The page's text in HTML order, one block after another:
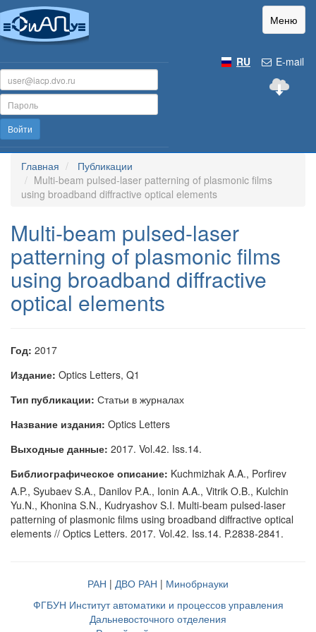
Меню
E-mail
RU
Войти
Главная
Публикации
Multi-beam pulsed-laser patterning of plasmonic films
using broadband diffractive optical elements
Multi-beam pulsed-laser
patterning of plasmonic films
using broadband diffractive
optical elements
Год: 2017
Издание: Optics Letters, Q1
Тип публикации: Статьи в журналах
Название издания: Optics Letters
Выходные данные: 2017. Vol.42. Iss.14.
Библиографическое описание: Kuchmizhak A.A., Porfirev
A.P., Syubaev S.A., Danilov P.A., Ionin A.A., Vitrik O.B., Kulchin
Yu.N., Khonina S.N., Kudryashov S.I. Multi-beam pulsed-laser
patterning of plasmonic films using broadband diffractive optical
elements // Optics Letters. 2017. Vol.42. Iss.14. P.2838-2841.
РАН | ДВО РАН | Минобрнауки
ФГБУН Институт автоматики и процессов управления
Дальневосточного отделения